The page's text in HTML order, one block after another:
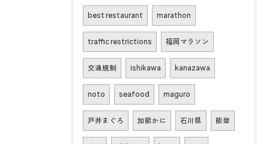
best restaurant marathon
traffic restrictions 福岡マラソン
交通規制 ishikawa kanazawa
noto seafood maguro
戸井まぐろ 加能かに 石川県 能登